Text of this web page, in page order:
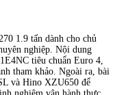
1.9 tấn dành cho chủ
nghiệp. Nội dung
tiêu chuẩn Euro 4,
tham khảo. Ngoài ra, bài
và Hino XZU650 để